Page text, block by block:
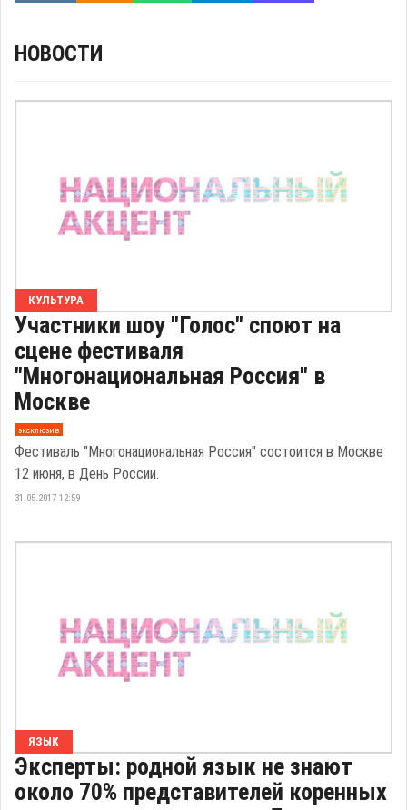
НОВОСТИ
КУЛЬТУРА
Участники шоу "Голос" споют на
сцене фестиваля
"Многонациональная Россия" в
Москве
эксклюзив
Фестиваль "Многонациональная Россия" состоится в Москве
12 июня, в День России.
31.05.2017 12:59
ЯЗЫК
Эксперты: родной язык не знают
около 70% представителей коренных